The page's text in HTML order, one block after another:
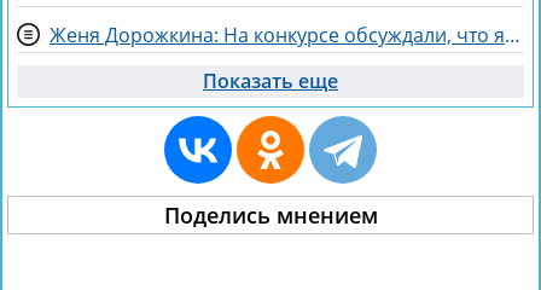
Женя Дорожкина: На конкурсе обсуждали, что я злая и мстительная
Показать еще
Поделись мнением